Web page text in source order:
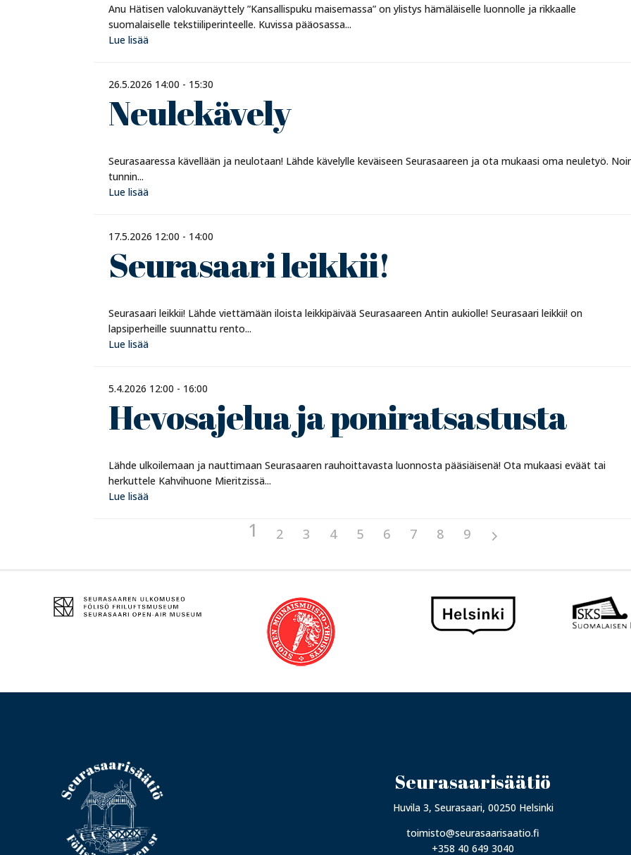
Anu Hätisen valokuvanäyttely ”Kansallispuku maisemassa” on ylistys hämäläiselle luonnolle ja rikkaalle
suomalaiselle tekstiiliperinteelle. Kuvissa pääosassa...
Lue lisää
26.5.2026 14:00 - 15:30
Neulekävely
Seurasaaressa kävellään ja neulotaan! Lähde kävelylle keväiseen Seurasaareen ja ota mukaasi oma neuletyö.
tunnin...
Lue lisää
17.5.2026 12:00 - 14:00
Seurasaari leikkii!
Seurasaari leikkii! Lähde viettämään iloista leikkipäivää Seurasaareen Antin aukiolle! Seurasaari leikkii! on
lapsiperheille suunnattu rento...
Lue lisää
5.4.2026 12:00 - 16:00
Hevosajelua ja poniratsastusta
Lähde ulkoilemaan ja nauttimaan Seurasaaren rauhoittavasta luonnosta pääsiäisenä! Ota mukaasi eväät tai
herkuttele Kahvihuone Mieritzissä...
Lue lisää
1 2 3 4 5 6 7 8 9
Seurasaarisäätiö
Huvila 3, Seurasaari, 00250 Helsinki
toimisto@seurasaarisaatio.fi
+358 40 649 3040